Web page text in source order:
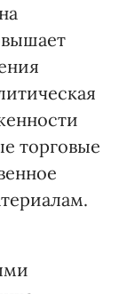
торговые